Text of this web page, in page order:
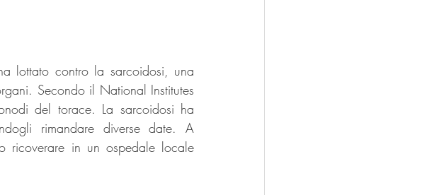
lottato contro la sarcoidosi, una
Secondo il National Institutes
del torace. La sarcoidosi ha
rimandare diverse date. A
ricoverare in un ospedale locale